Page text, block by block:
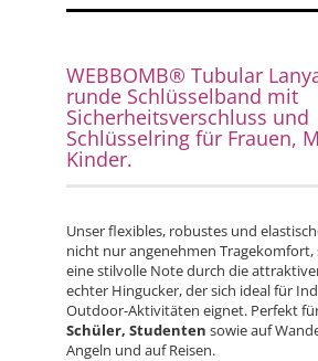
WEBBOMB® Tubular
runde Schlüsselband mit
Sicherheitsverschluss und
Schlüsselring für Frauen,
Kinder.
Unser flexibles, robustes und
nicht nur angenehmen Tragekomfort,
eine stilvolle Note durch die
echter Hingucker, der sich ideal für
Outdoor-Aktivitäten eignet. Perfekt
Schüler, Studenten sowie auf
Angeln und auf Reisen.